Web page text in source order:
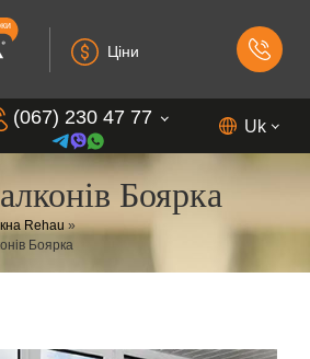
Ціни
(067) 230 47 77
(099) 230 73 37
(050) 230 7 337
(073) 230 7 337
Uk
Боярка
Rehau »
Боярка